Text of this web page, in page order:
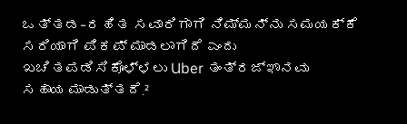
ಒತ್ತಡ-ರಹಿತ ಸವಾರಿಗಾಗಿ ನಿಮ್ಮನ್ನು ಸಮಯಕ್ಕೆ
ಸರಿಯಾಗಿ ಪಿಕಪ್ ಮಾಡಲಾಗಿದೆ ಎಂದು
ಖಚಿತಪಡಿಸಿಕೊಳ್ಳಲು Uber ತಂತ್ರಜ್ಞಾನವು
ಸಹಾಯ ಮಾಡುತ್ತದೆ.²